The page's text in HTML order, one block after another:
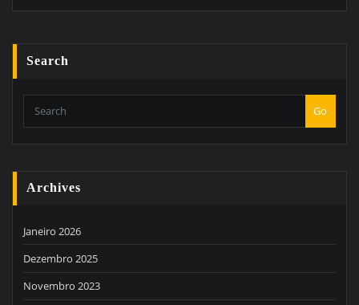
Search
Go
Archives
Janeiro 2026
Dezembro 2025
Novembro 2023